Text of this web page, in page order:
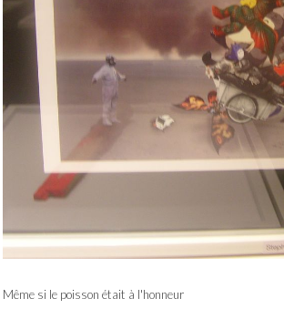
Même si le poisson était à l'honneur